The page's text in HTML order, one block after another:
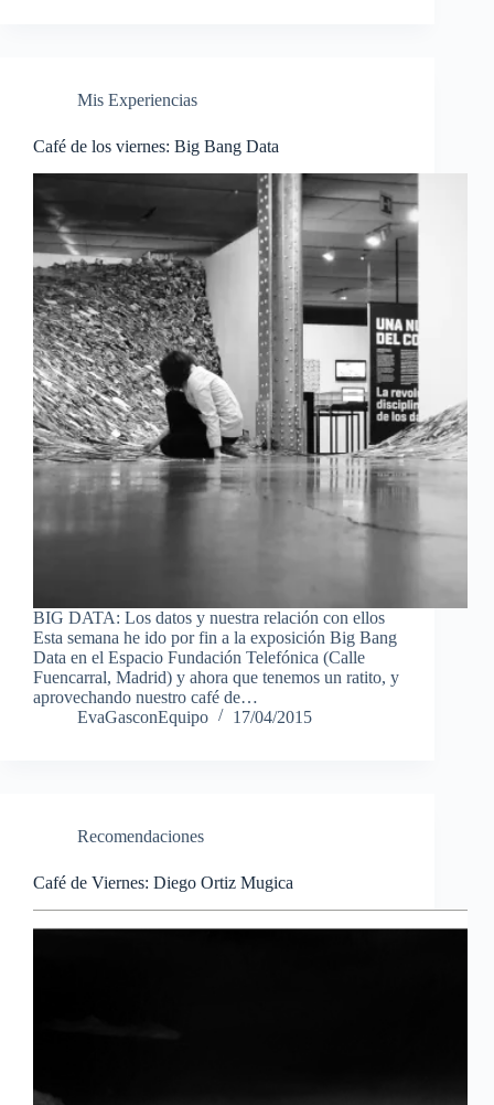
Mis Experiencias
Café de los viernes: Big Bang Data
BIG DATA: Los datos y nuestra relación con ellos
Esta semana he ido por fin a la exposición Big Bang
Data en el Espacio Fundación Telefónica (Calle
Fuencarral, Madrid) y ahora que tenemos un ratito, y
aprovechando nuestro café de…
EvaGasconEquipo
17/04/2015
Recomendaciones
Café de Viernes: Diego Ortiz Mugica